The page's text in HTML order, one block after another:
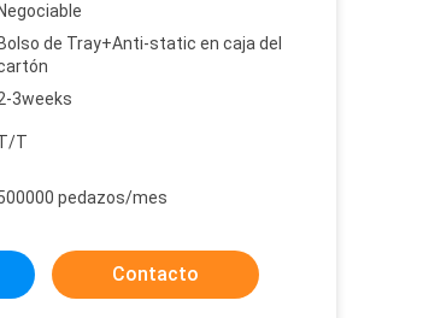
Negociable
Bolso de Tray+Anti-static en caja del
3weeks
T
pedazos/mes
Contacto